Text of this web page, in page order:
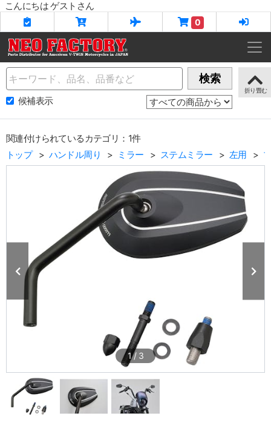
こんにちは ゲストさん
0
Name 検索
候補表示
関連付けられているカテゴリ：1件
トップ
ハンドル周り ミラー ステムミラー 左用
1/ 3